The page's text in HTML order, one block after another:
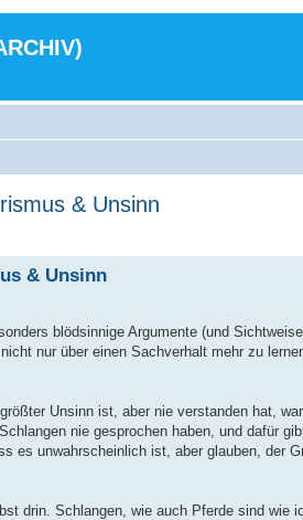
& Unsinn
& Unsinn
blödsinnige Argumente (und
nur über einen Sachverhalt mehr zu
Unsinn ist, aber nie verstanden hat,
nie gesprochen haben, und dafür
es unwahrscheinlich ist, aber glauben, der
drin. Schlangen, wie auch Pferde sind wie